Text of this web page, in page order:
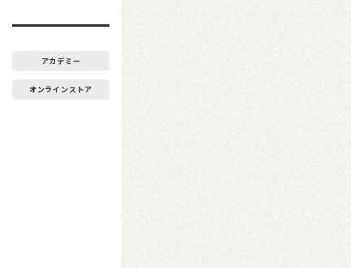
アカデミー
オンラインストア